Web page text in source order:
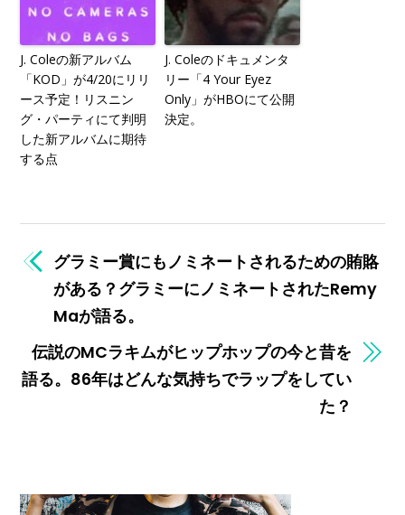
J. Coleの新アルバム
「KOD」が4/20にリリ
ース予定！リスニン
グ・パーティにて判明
した新アルバムに期待
する点
J. Coleのドキュメンタ
リー「4 Your Eyez
Only」がHBOにて公開
決定。
グラミー賞にもノミネートされるための賄賂
がある？グラミーにノミネートされたRemy
Maが語る。
伝説のMCラキムがヒップホップの今と昔を
語る。86年はどんな気持ちでラップをしてい
た？